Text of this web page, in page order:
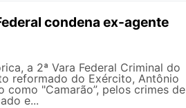
condena ex-agente
a 2ª Vara Federal Criminal do
reformado do Exército, Antônio
como "Camarão”, pelos crimes de
e...